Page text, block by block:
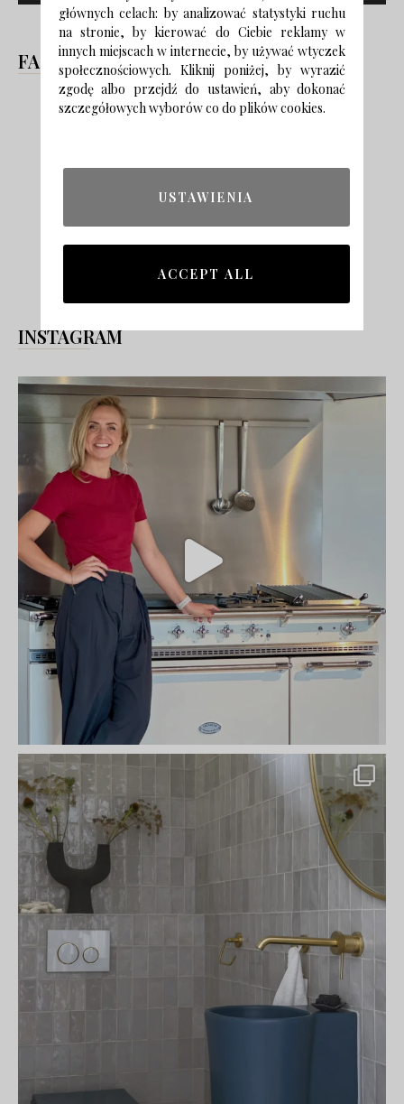
FACEBOOK
INSTAGRAM
głównych celach: by analizować statystyki ruchu
na stronie, by kierować do Ciebie reklamy w
innych miejscach w internecie, by używać wtyczek
społecznościowych. Kliknij poniżej, by wyrazić
zgodę albo przejdź do ustawień, aby dokonać
szczegółowych wyborów co do plików cookies.
USTAWIENIA
ACCEPT ALL